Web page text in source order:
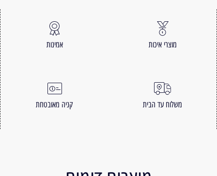
מוצרי איכות אמינות
משלוח עד הבית קניה מאובטחת